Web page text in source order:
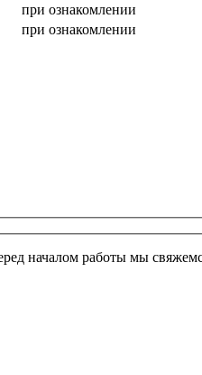
при ознакомлении
при ознакомлении
началом работы мы